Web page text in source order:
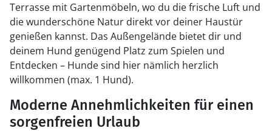
Terrasse mit Gartenmöbeln, wo du die frische Luft und
die wunderschöne Natur direkt vor deiner Haustür
genießen kannst. Das Außengelände bietet dir und
deinem Hund genügend Platz zum Spielen und
Entdecken – Hunde sind hier nämlich herzlich
willkommen (max. 1 Hund).
Moderne Annehmlichkeiten für einen
sorgenfreien Urlaub